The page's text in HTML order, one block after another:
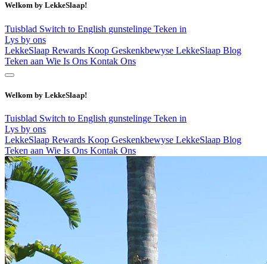
Welkom by LekkeSlaap!
Tuisblad Switch to English gunstelinge Teken in
Lys by ons
LekkeSlaap Rewards Koop Geskenkbewyse LekkeSlaap Blog
Teken aan Wie Is Ons Kontak Ons
Welkom by LekkeSlaap!
Tuisblad Switch to English gunstelinge Teken in
Lys by ons
LekkeSlaap Rewards Koop Geskenkbewyse LekkeSlaap Blog
Teken aan Wie Is Ons Kontak Ons